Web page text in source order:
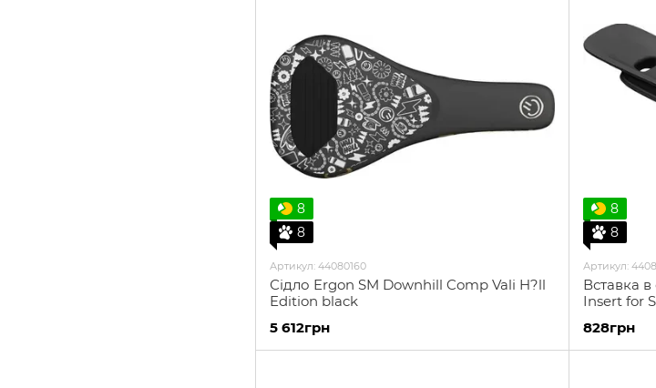
Простіше кажучи,
кожну поїздку
Гріпси
Обмотка керма
Сідла
8
8
Артикул: 44080160
Сідло Ergon SM Downhill Comp Vali H?ll
Edition black
5 612грн
8
8
Артикул:
Вставка
Insert for
828грн